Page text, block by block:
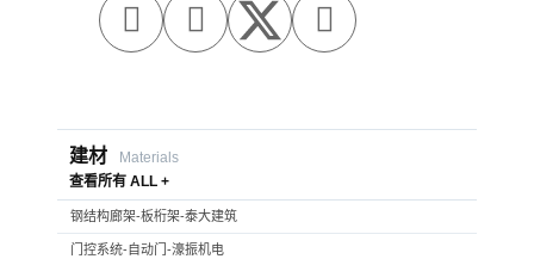
  
建材
Materials
查看所有 ALL +
钢结构廊架-板桁架-泰大建筑
门控系统-自动门-濠振机电